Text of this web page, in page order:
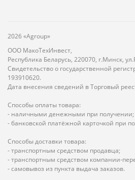
2026 «Agroup»
ООО МакоТехИнвест,
Республика Беларусь, 220070, г.Минск,
Свидетельство о государственной
193910620.
Дата внесения сведений в Торговый
Способы оплаты товара:
- наличными денежными при получении;
- банковской платёжной карточкой при
Способы доставки товара:
- транспортным средством продавца;
- транспортным средством компании-
- самовывоз из пункта выдача заказов.